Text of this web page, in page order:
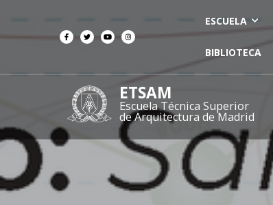
ESCUELA
BIBLIOTECA
ETSAM
Escuela Técnica Superior
de Arquitectura de Madrid